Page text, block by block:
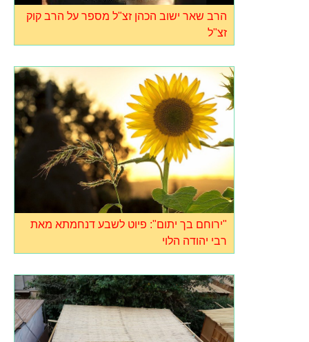
הרב שאר ישוב הכהן זצ"ל מספר על הרב קוק
זצ"ל
"ירוחם בך יתום": פיוט לשבע דנחמתא מאת
רבי יהודה הלוי